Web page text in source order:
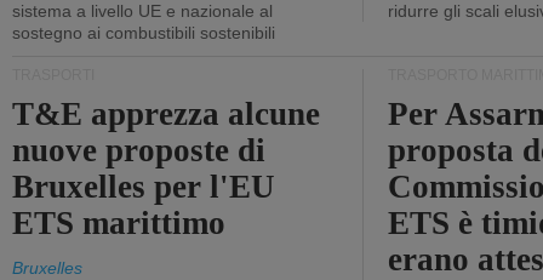
sistema a livello UE e nazionale al
sostegno ai combustibili sostenibili
ridurre gli scali
T&E apprezza alcune
nuove proposte di
Bruxelles per l'EU
ETS marittimo
Bruxelles
Per
proposta
ETS è
erano